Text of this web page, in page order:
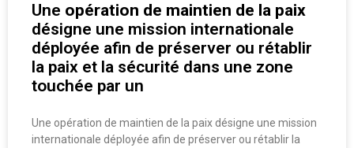
Une opération de maintien de la paix
désigne une mission internationale
déployée afin de préserver ou rétablir
la paix et la sécurité dans une zone
touchée par un
Une opération de maintien de la paix désigne une mission
internationale déployée afin de préserver ou rétablir la